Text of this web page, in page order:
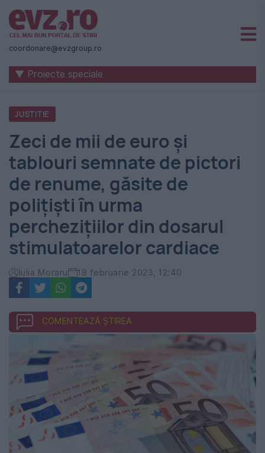
Știri
naționale
internaționale
România
-
Evenimentul
Zilei
coordonare@evzgroup.ro
▼ Proiecte speciale
JUSTITIE
Zeci de mii de euro și
tablouri semnate de pictori
de renume, găsite de
polițiști în urma
perchezițiilor din dosarul
stimulatoarelor cardiace
Iulia Moraru 18 februarie 2023, 12:40
COMENTEAZĂ ȘTIREA